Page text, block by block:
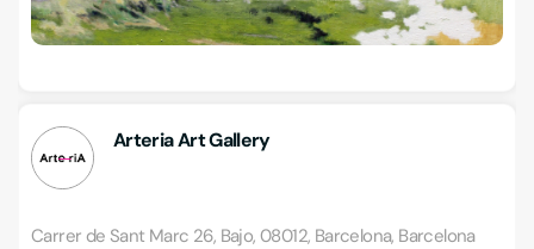
Arteria Art Gallery
Carrer de Sant Marc 26, Bajo, 08012, Barcelona, Barcelona